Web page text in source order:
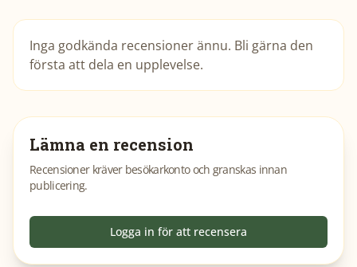
Inga godkända recensioner ännu. Bli gärna den
första att dela en upplevelse.
Lämna en recension
Recensioner kräver besökarkonto och granskas innan
publicering.
Logga in för att recensera